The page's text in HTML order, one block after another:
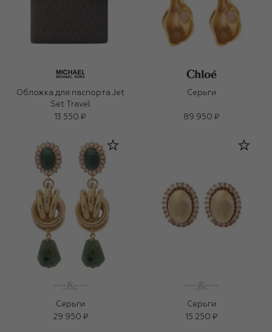
Обложка для паспорта Jet
Set Travel
13 550 ₽
Серьги
89 950 ₽
Серьги
29 950 ₽
Серьги
15 250 ₽